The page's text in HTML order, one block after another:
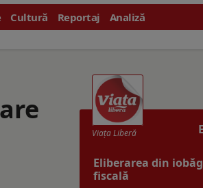
Cultură Reportaj Analiză
Viaţa Liberă
Eliberarea din
fiscală